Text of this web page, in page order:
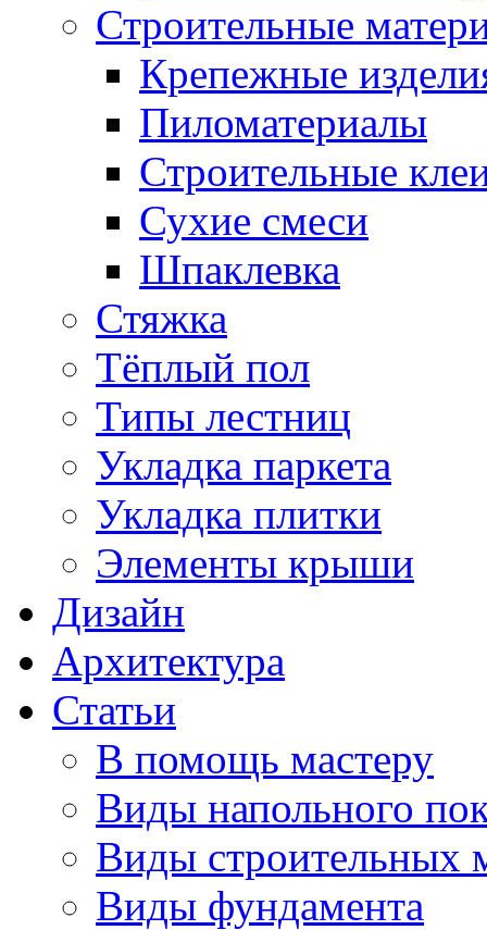
Строительные
Крепежные
Пиломатериалы
Строительные
Сухие смеси
Шпаклевка
Стяжка
Тёплый пол
Типы лестниц
Укладка паркета
Укладка плитки
Элементы крыши
Дизайн
Архитектура
Статьи
В помощь мастеру
Виды напольного
Виды строительных
Виды фундамента